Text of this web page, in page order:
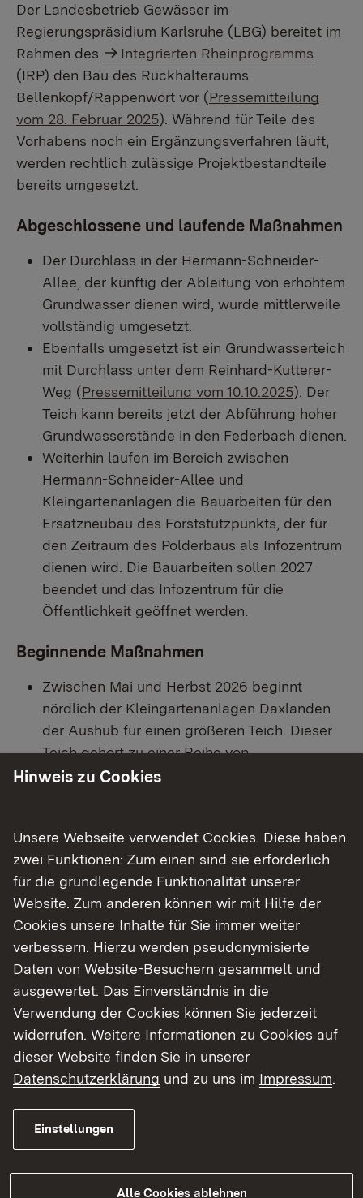
Der Landesbetrieb Gewässer im
Regierungspräsidium Karlsruhe (LBG) bereitet im
Rahmen des
Integrierten Rheinprogramms
(IRP) den Bau des Rückhalteraums
Bellenkopf/Rappenwört vor (Pressemitteilung
vom 28. Februar 2025). Während für Teile des
Vorhabens noch ein Ergänzungsverfahren läuft,
werden rechtlich zulässige Projektbestandteile
bereits umgesetzt.
Abgeschlossene und laufende Maßnahmen
Der Durchlass in der Hermann-Schneider-
Allee, der künftig der Ableitung von erhöhtem
Grundwasser dienen wird, wurde mittlerweile
vollständig umgesetzt.
Ebenfalls umgesetzt ist ein Grundwasserteich
mit Durchlass unter dem Reinhard-Kutterer-
Weg (Pressemitteilung vom 10.10.2025). Der
Teich kann bereits jetzt der Abführung hoher
Grundwasserstände in den Federbach dienen.
Weiterhin laufen im Bereich zwischen
Hermann-Schneider-Allee und
Kleingartenanlagen die Bauarbeiten für den
Ersatzneubau des Forststützpunkts, der für
den Zeitraum des Polderbaus als Infozentrum
dienen wird. Die Bauarbeiten sollen 2027
beendet und das Infozentrum für die
Öffentlichkeit geöffnet werden.
Beginnende Maßnahmen
Zwischen Mai und Herbst 2026 beginnt
nördlich der Kleingartenanlagen Daxlanden
der Aushub für einen größeren Teich. Dieser
Teich gehört zu einer Reihe von
Kompensationsmaßnahmen, die im Vorfeld
Landschaft während des Baus sowie beim
späteren Betrieb des Polders in dem
erforderlichen Maße kompensiert. Einige
Tierarten erhalten neue Lebensräume oder
Ersatzhabitate, in die sie im Laufe des Baus
ausweichen können beziehungsweise in die
sie teilweise auch aktiv umgesiedelt werden.
Der Teich nördlich der Kleingartenanlagen
Daxlanden dient der Verbesserung des
Lebensraums von Vögeln, Amphibien und
Libellen. Insbesondere soll sich die Zierliche
Moosjungfer, eine besonders geschützte und
ansiedeln. Ein Großteil des Aushubmaterials
kann beim Dammbau eingesetzt werden. Dies
Baukosten und reduziert den
Hinweis zu Cookies
Unsere Webseite verwendet Cookies. Diese haben
zwei Funktionen: Zum einen sind sie erforderlich
für die grundlegende Funktionalität unserer
Website. Zum anderen können wir mit Hilfe der
Cookies unsere Inhalte für Sie immer weiter
verbessern. Hierzu werden pseudonymisierte
Daten von Website-Besuchern gesammelt und
ausgewertet. Das Einverständnis in die
Verwendung der Cookies können Sie jederzeit
widerrufen. Weitere Informationen zu Cookies auf
dieser Website finden Sie in unserer
Datenschutzerklärung und zu uns im Impressum.
Einstellungen
Alle Cookies ablehnen